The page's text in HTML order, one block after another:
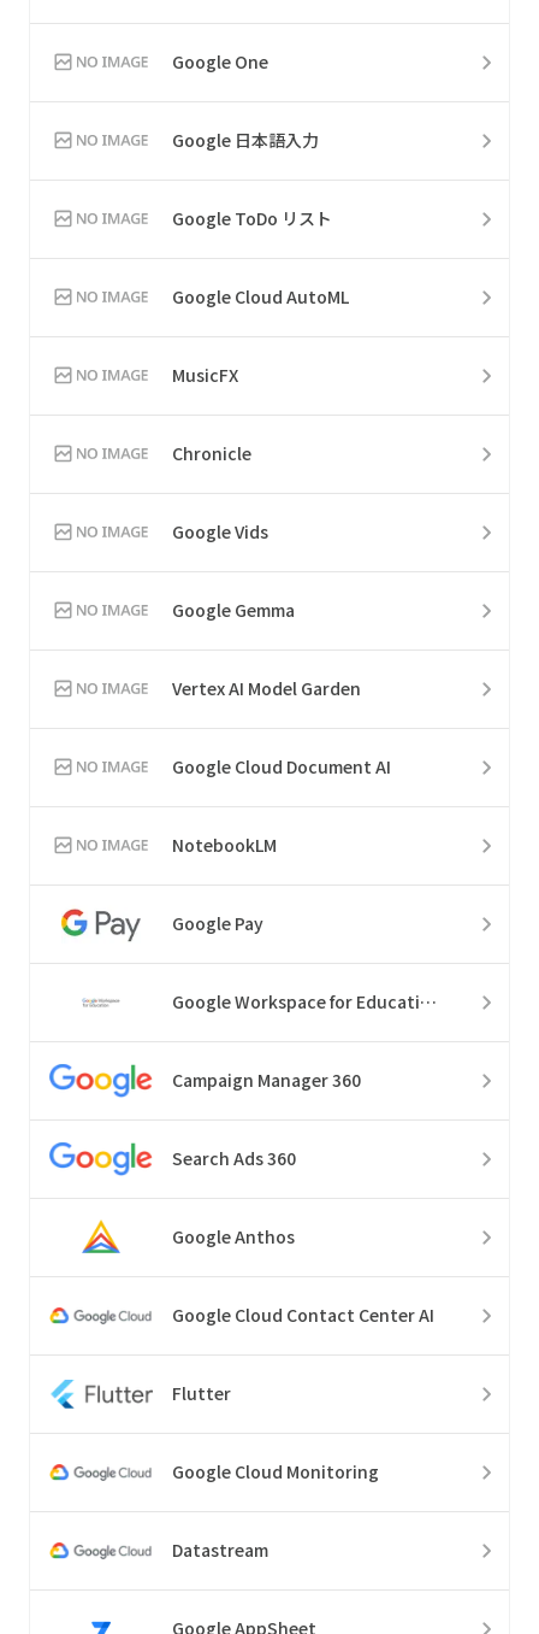
Google One
Google 日本語入力
Google ToDo リスト
Google Cloud AutoML
MusicFX
Chronicle
Google Vids
Google Gemma
Vertex AI Model Garden
Google Cloud Document AI
NotebookLM
Google Pay
Google Workspace for Education
Campaign Manager 360
Search Ads 360
Google Anthos
Google Cloud Contact Center AI
Flutter
Google Cloud Monitoring
Datastream
Google AppSheet